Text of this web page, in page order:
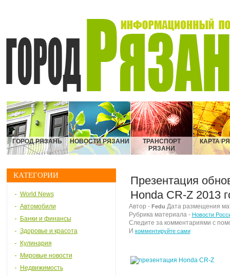
ГОРОД РЯЗАНЬ НОВОСТИ РЯЗАНИ
ТРАНСПОРТ
РЯЗАНИ
КАРТА
КАТЕГОРИИ
World News
Автомобили
Банки и финансы
Здоровье и красота
Кулинария
Мировые новости
Недвижимость
Презентация
Honda CR-Z 2013
Автор - Fedu Дата размещения
Рубрика материала - Новости
Следите за комментариями с
И комментируйте сами